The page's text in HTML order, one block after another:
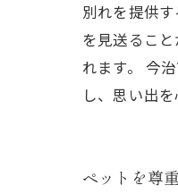
別れを提供
を見送るこ
れます。 今
し、思い出
ペットを尊